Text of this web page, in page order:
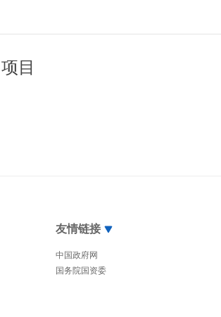
目
友情链接
中国政府网
国务院国资委